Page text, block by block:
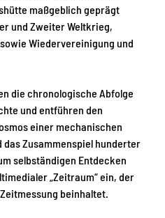
maßgeblich geprägt
und Zweiter Weltkrieg,
Wiedervereinigung und
die chronologische Abfolge
und entführen den
einer mechanischen
das Zusammenspiel hunderter
selbständigen Entdecken
„Zeitraum“ ein, der
beinhaltet.